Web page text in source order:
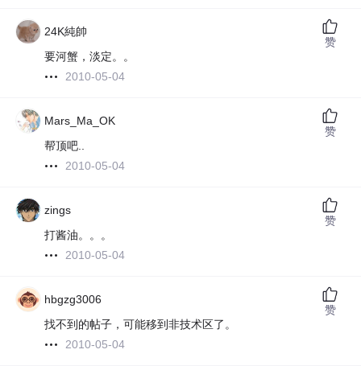
24K純帥
要河蟹，淡定。。
2010-05-04
赞
Mars_Ma_OK
帮顶吧..
2010-05-04
赞
zings
打酱油。。。
2010-05-04
赞
hbgzg3006
找不到的帖子，可能移到非技术区了。
2010-05-04
赞